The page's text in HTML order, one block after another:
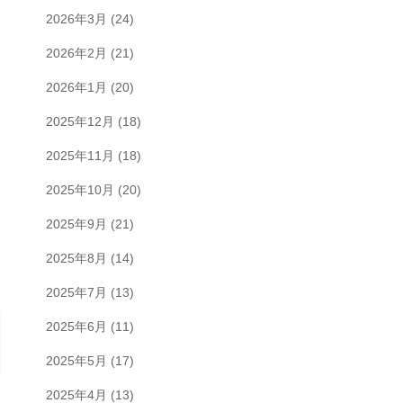
2026年3月 (24)
2026年2月 (21)
2026年1月 (20)
2025年12月 (18)
2025年11月 (18)
2025年10月 (20)
2025年9月 (21)
2025年8月 (14)
2025年7月 (13)
2025年6月 (11)
2025年5月 (17)
2025年4月 (13)